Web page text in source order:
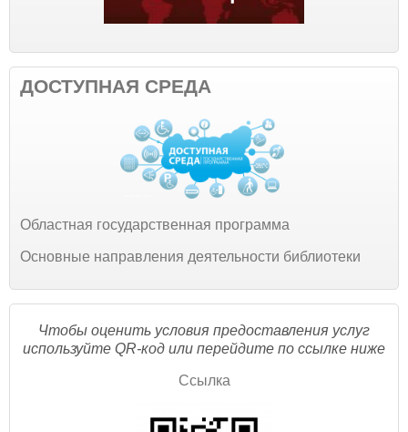
ДОСТУПНАЯ СРЕДА
Областная государственная программа
Основные направления деятельности библиотеки
Чтобы оценить условия предоставления услуг
используйте QR-код или перейдите по ссылке ниже
Ссылка